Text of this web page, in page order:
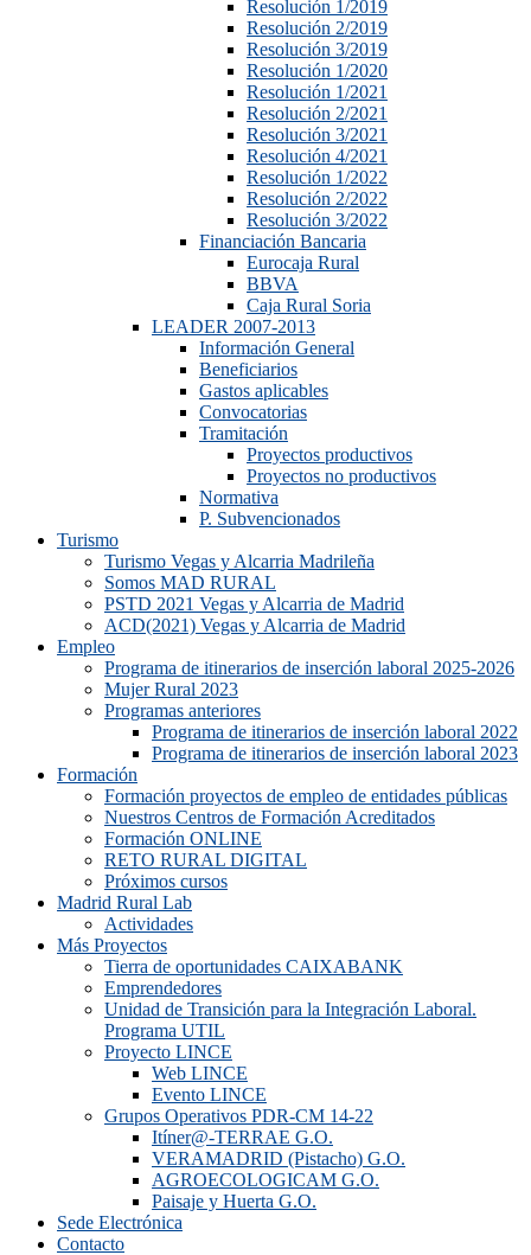
Resolución 1/2019
Resolución 2/2019
Resolución 3/2019
Resolución 1/2020
Resolución 1/2021
Resolución 2/2021
Resolución 3/2021
Resolución 4/2021
Resolución 1/2022
Resolución 2/2022
Resolución 3/2022
Financiación Bancaria
Eurocaja Rural
BBVA
Caja Rural Soria
LEADER 2007-2013
Información General
Beneficiarios
Gastos aplicables
Convocatorias
Tramitación
Proyectos productivos
Proyectos no productivos
Normativa
P. Subvencionados
Turismo
Turismo Vegas y Alcarria Madrileña
Somos MAD RURAL
PSTD 2021 Vegas y Alcarria de Madrid
ACD(2021) Vegas y Alcarria de Madrid
Empleo
Programa de itinerarios de inserción laboral 2025-2026
Mujer Rural 2023
Programas anteriores
Programa de itinerarios de inserción laboral 2022
Programa de itinerarios de inserción laboral 2023
Formación
Formación proyectos de empleo de entidades públicas
Nuestros Centros de Formación Acreditados
Formación ONLINE
RETO RURAL DIGITAL
Próximos cursos
Madrid Rural Lab
Actividades
Más Proyectos
Tierra de oportunidades CAIXABANK
Emprendedores
Unidad de Transición para la Integración Laboral.
Programa UTIL
Proyecto LINCE
Web LINCE
Evento LINCE
Grupos Operativos PDR-CM 14-22
Itíner@-TERRAE G.O.
VERAMADRID (Pistacho) G.O.
AGROECOLOGICAM G.O.
Paisaje y Huerta G.O.
Sede Electrónica
Contacto